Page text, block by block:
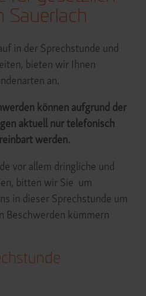
Sauerlach
in der Sprechstunde und
bieten wir Ihnen
an.
können aufgrund der
aktuell nur telefonisch
werden.
vor allem dringliche und
bitten wir Sie um
in dieser Sprechstunde um
Beschwerden kümmern